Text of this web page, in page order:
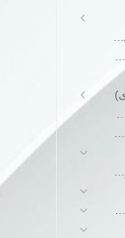
قیمت
قیمت